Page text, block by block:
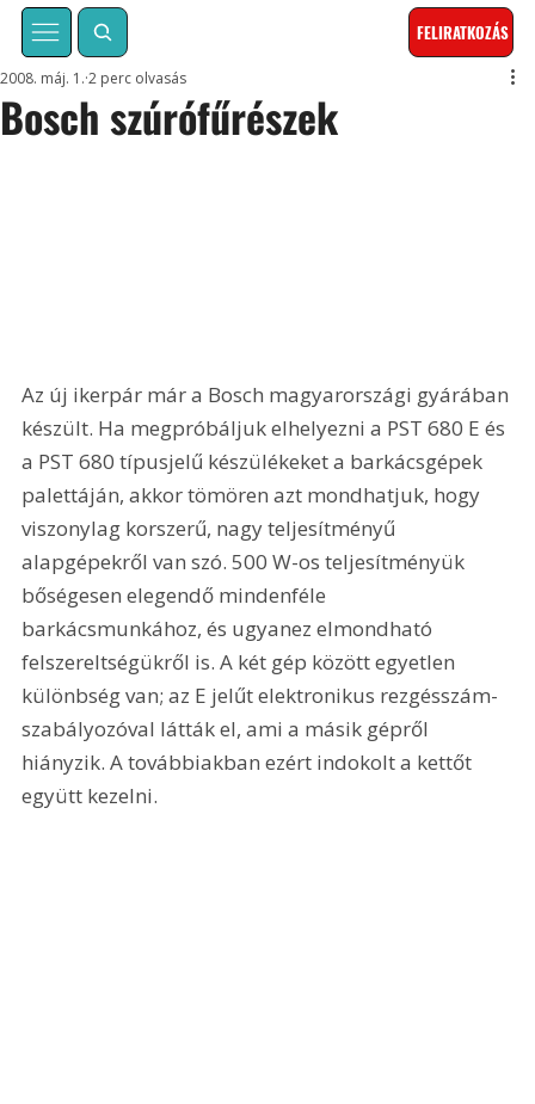
FELIRATKOZÁS
Bosch szúrófűrészek
2008. máj. 1. 2 perc olvasás
Az új ikerpár már a Bosch magyarországi gyárában
készült. Ha megpróbáljuk elhelyezni a PST 680 E és
a PST 680 típusjelű készülékeket a barkácsgépek
palettáján, akkor tömören azt mondhatjuk, hogy
viszonylag korszerű, nagy teljesítményű
alapgépekről van szó. 500 W-os teljesítményük
bőségesen elegendő mindenféle
barkácsmunkához, és ugyanez elmondható
felszereltségükről is. A két gép között egyetlen
különbség van; az E jelűt elektronikus rezgésszám-
szabályozóval látták el, ami a másik gépről
hiányzik. A továbbiakban ezért indokolt a kettőt
együtt kezelni.